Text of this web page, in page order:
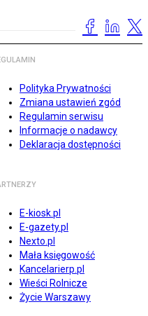
Polityka Prywatności
Zmiana ustawień zgód
Regulamin serwisu
Informacje o nadawcy
Deklaracja dostępności
E-kiosk.pl
E-gazety.pl
Nexto.pl
Mała księgowość
Kancelarierp.pl
Wieści Rolnicze
Życie Warszawy